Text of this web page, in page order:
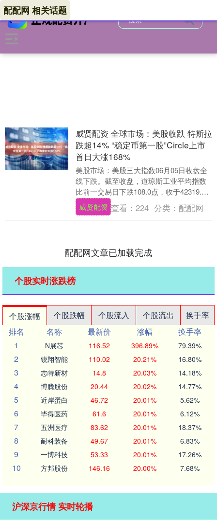
配配网 相关话题
威贤配资 全球市场：美股收跌 特斯拉
跌超14% “稳定币第一股”Circle上市
首日大涨168%
美股市场：美股三大指数06月05日收盘全
线下跌。截至收盘，道琼斯工业平均指数
比前一交易日下跌108.0点，收于42319.74
点，跌幅为0.25%；标准普尔50....
威贤配资 查看：224 分类： 配配网
配配网文章已加载完成
个股实时涨跌榜
个股涨幅 个股跌幅 个股流入 个股流出
换手率
排名
名称 最新价 涨幅
换手率
1
N展芯 116.52 396.89% 79.39%
2 锐翔智能 110.02 20.21% 16.80%
3 志特新材 14.8 20.03% 14.18%
4 博腾股份 20.44 20.02% 14.77%
5 近岸蛋白 46.72 20.01% 5.62%
6 毕得医药 61.6 20.01% 6.12%
7 五洲医疗 83.62 20.01% 18.37%
8 耐科装备 49.67 20.01% 6.83%
9 一博科技 53.33 20.01% 17.26%
10 方邦股份 146.16 20.00% 7.68%
沪深京行情 实时轮播